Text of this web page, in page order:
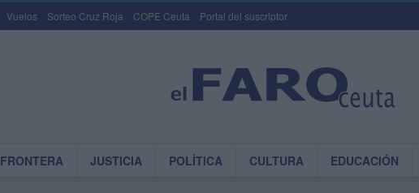
Vuelos Sorteo Cruz Roja COPE Ceuta Portal del suscriptor
FRONTERA JUSTICIA POLÍTICA CULTURA EDUCACIÓN